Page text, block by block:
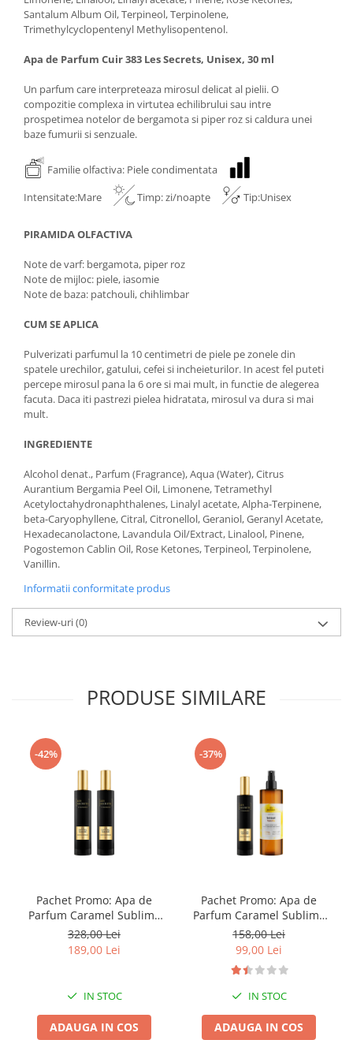
Santalum Album Oil, Terpineol, Terpinolene,
Trimethylcyclopentenyl Methylisopentenol.
Apa de Parfum Cuir 383 Les Secrets, Unisex, 30 ml
Un parfum care interpreteaza mirosul delicat al pielii. O
compozitie complexa in virtutea echilibrului sau intre
prospetimea notelor de bergamota si piper roz si caldura unei
baze fumurii si senzuale.
Familie olfactiva: Piele condimentata
Intensitate:Mare
Timp: zi/noapte Tip:Unisex
PIRAMIDA OLFACTIVA
Note de varf: bergamota, piper roz
Note de mijloc: piele, iasomie
Note de baza: patchouli, chihlimbar
CUM SE APLICA
Pulverizati parfumul la 10 centimetri de piele pe zonele din
spatele urechilor, gatului, cefei si incheieturilor. In acest fel puteti
percepe mirosul pana la 6 ore si mai mult, in functie de alegerea
facuta. Daca iti pastrezi pielea hidratata, mirosul va dura si mai
mult.
INGREDIENTE
Alcohol denat., Parfum (Fragrance), Aqua (Water), Citrus
Aurantium Bergamia Peel Oil, Limonene, Tetramethyl
Acetyloctahydronaphthalenes, Linalyl acetate, Alpha-Terpinene,
beta-Caryophyllene, Citral, Citronellol, Geraniol, Geranyl Acetate,
Hexadecanolactone, Lavandula Oil/Extract, Linalool, Pinene,
Pogostemon Cablin Oil, Rose Ketones, Terpineol, Terpinolene,
Vanillin.
Informatii conformitate produs
Review-uri(0)
PRODUSE SIMILARE
-42%
Pachet Promo: Apa de
Parfum Caramel Sublime
729 Les Secrets, 100 ml x2
328,00 Lei
189,00 Lei
IN STOC
ADAUGA IN COS
-37%
Pachet Promo: Apa de
Parfum Caramel Sublime
729 Les Secrets, 50 ml +
Spray de Corp Sensual
Vanilla
158,00 Lei
99,00 Lei
IN STOC
ADAUGA IN COS